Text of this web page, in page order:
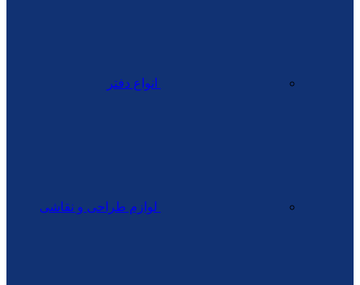
انواع دفتر
لوازم طراحی و نقاشی